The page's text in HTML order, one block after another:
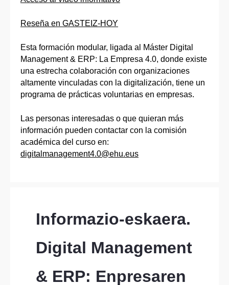
Reseña en GASTEIZ-HOY
Esta formación modular, ligada al Máster Digital
Management & ERP: La Empresa 4.0, donde existe
una estrecha colaboración con organizaciones
altamente vinculadas con la digitalización, tiene un
programa de prácticas voluntarias en empresas.
Las personas interesadas o que quieran más
información pueden contactar con la comisión
académica del curso en:
digitalmanagement4.0@ehu.eus
Informazio-eskaera.
Digital Management
& ERP: Enpresaren